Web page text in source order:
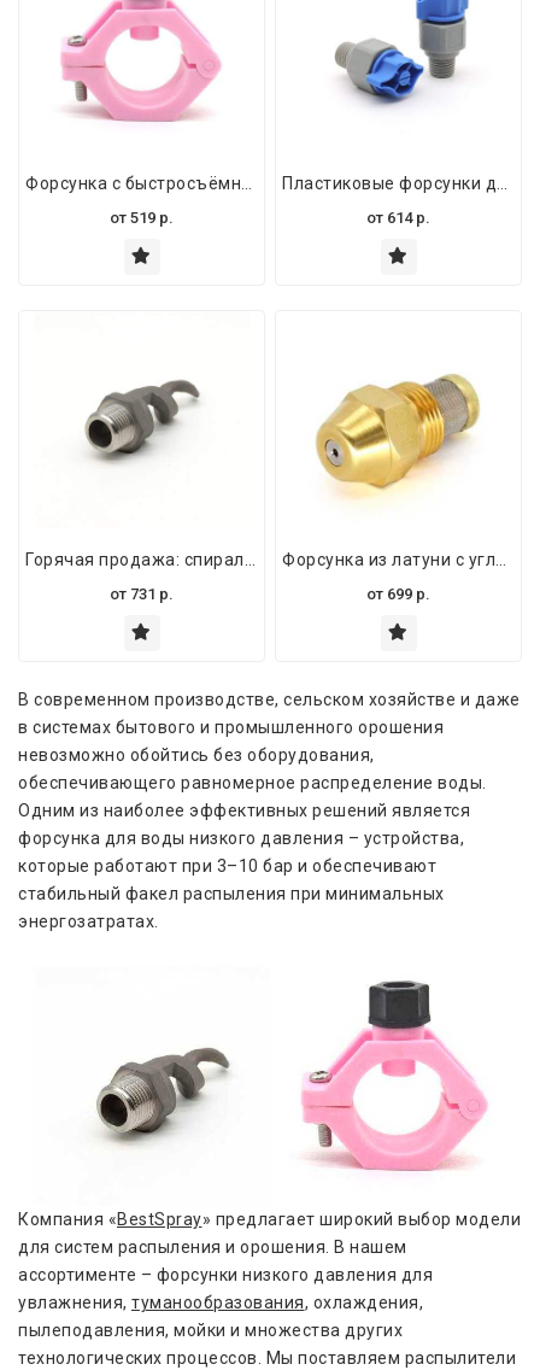
от 519 р. от 614 р.
от 731 р. от 699 р.
В современном производстве, сельском хозяйстве и даже
в системах бытового и промышленного орошения
невозможно обойтись без оборудования,
обеспечивающего равномерное распределение воды.
Одним из наиболее эффективных решений является
форсунка для воды низкого давления – устройства,
которые работают при 3–10 бар и обеспечивают
стабильный факел распыления при минимальных
энергозатратах.
Компания «BestSpray» предлагает широкий выбор модели
для систем распыления и орошения. В нашем
ассортименте – форсунки низкого давления для
увлажнения, туманообразования, охлаждения,
пылеподавления, мойки и множества других
технологических процессов. Мы поставляем распылители